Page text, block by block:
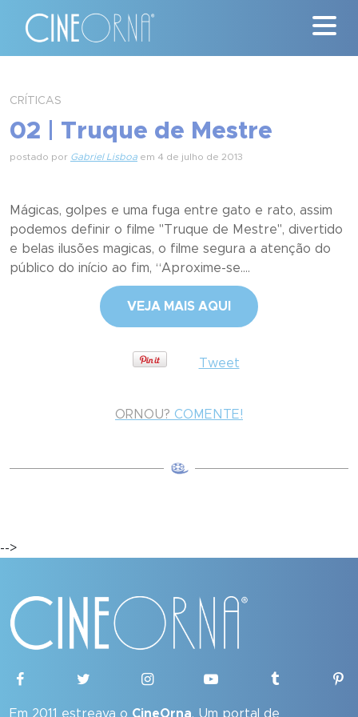
News
Quem Somos
Nossa História
Contato
CRÍTICAS
02 | Truque de Mestre
postado por Gabriel Lisboa em 4 de julho de 2013
Mágicas, golpes e uma fuga entre gato e rato, assim
podemos definir o filme "Truque de Mestre", divertido
e belas ilusões magicas, o filme segura a atenção do
público do início ao fim, “Aproxime-se....
VEJA MAIS AQUI
Tweet
ORNOU? COMENTE!
-->
Em 2011 estreava o CineOrna. Um portal de